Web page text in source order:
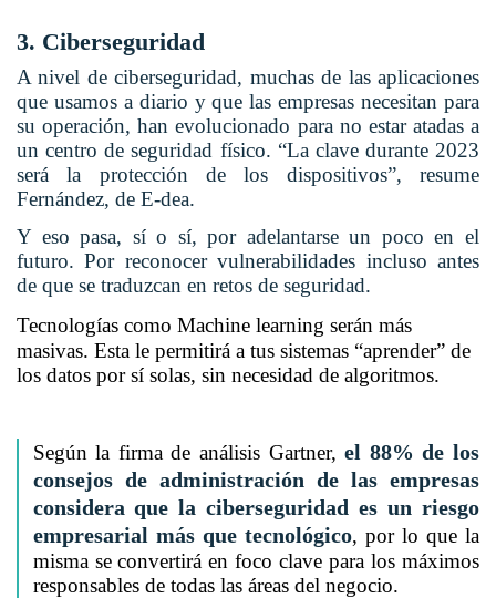
3. Ciberseguridad
A nivel de ciberseguridad, muchas de las aplicaciones
que usamos a diario y que las empresas necesitan para
su operación, han evolucionado para no estar atadas a
un centro de seguridad físico. “La clave durante 2023
será la protección de los dispositivos”, resume
Fernández, de E-dea.
Y eso pasa, sí o sí, por adelantarse un poco en el
futuro. Por reconocer vulnerabilidades incluso antes
de que se traduzcan en retos de seguridad.
Tecnologías como Machine learning serán más
masivas. Esta le permitirá a tus sistemas “aprender” de
los datos por sí solas, sin necesidad de algoritmos.
Según la firma de análisis Gartner,el 88% de los
consejos de administración de las empresas
considera que la ciberseguridad es un riesgo
empresarial más que tecnológico, por lo que la
misma se convertirá en foco clave para los máximos
responsables de todas las áreas del negocio.